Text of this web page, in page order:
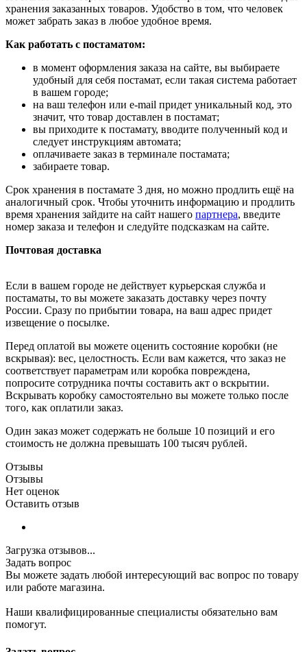
хранения заказанных товаров. Удобство в том, что человек
может забрать заказ в любое удобное время.
Как работать с постаматом:
в момент оформления заказа на сайте, вы выбираете
удобный для себя постамат, если такая система работает
в вашем городе;
на ваш телефон или e-mail придет уникальный код, это
значит, что товар доставлен в постамат;
вы приходите к постамату, вводите полученный код и
следует инструкциям автомата;
оплачиваете заказ в терминале постамата;
забираете товар.
Срок хранения в постамате 3 дня, но можно продлить ещё на
аналогичный срок. Чтобы уточнить информацию и продлить
время хранения зайдите на сайт нашего партнера, введите
номер заказа и телефон и следуйте подсказкам на сайте.
Почтовая доставка
Если в вашем городе не действует курьерская служба и
постаматы, то вы можете заказать доставку через почту
России. Сразу по прибытии товара, на ваш адрес придет
извещение о посылке.
Перед оплатой вы можете оценить состояние коробки (не
вскрывая): вес, целостность. Если вам кажется, что заказ не
соответствует параметрам или коробка повреждена,
попросите сотрудника почты составить акт о вскрытии.
Вскрывать коробку самостоятельно вы можете только после
того, как оплатили заказ.
Один заказ может содержать не больше 10 позиций и его
стоимость не должна превышать 100 тысяч рублей.
Отзывы
Отзывы
Нет оценок
Оставить отзыв
Загрузка отзывов...
Задать вопрос
Вы можете задать любой интересующий вас вопрос по товару
или работе магазина.
Наши квалифицированные специалисты обязательно вам
помогут.